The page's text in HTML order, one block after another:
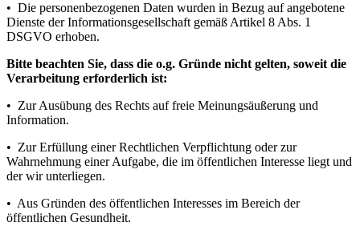
• Die personenbezogenen Daten wurden in Bezug auf angebotene
Dienste der Informationsgesellschaft gemäß Artikel 8 Abs. 1
DSGVO erhoben.
Bitte beachten Sie, dass die o.g. Gründe nicht gelten, soweit die
Verarbeitung erforderlich ist:
• Zur Ausübung des Rechts auf freie Meinungsäußerung und
Information.
• Zur Erfüllung einer Rechtlichen Verpflichtung oder zur
Wahrnehmung einer Aufgabe, die im öffentlichen Interesse liegt und
der wir unterliegen.
• Aus Gründen des öffentlichen Interesses im Bereich der
öffentlichen Gesundheit.